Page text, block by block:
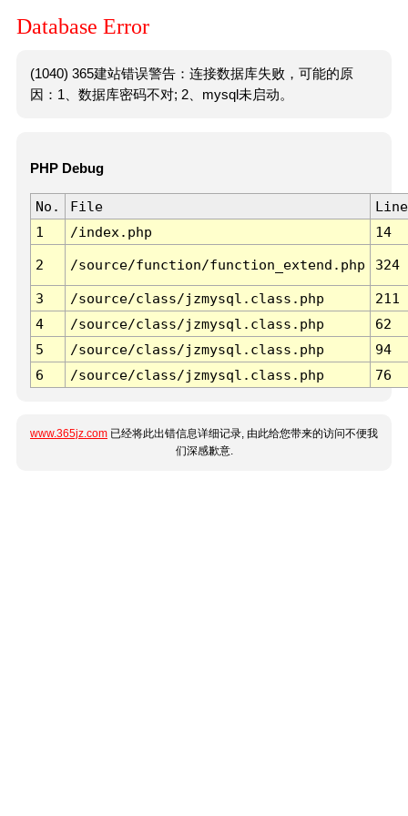
Database Error
(1040) 365建站错误警告：连接数据库失败，可能的原
因：1、数据库密码不对; 2、mysql未启动。
PHP Debug
No. File
Line
1
/index.php 14
2 /source/function/function_extend.php 324
3 /source/class/jzmysql.class.php
211
4
/source/class/jzmysql.class.php
62
5
/source/class/jzmysql.class.php
94
6
/source/class/jzmysql.class.php 76
www.365jz.com 已经将此出错信息详细记录, 由此给您带来的访问不便我
们深感歉意.